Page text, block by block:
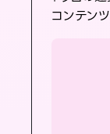
コンテン